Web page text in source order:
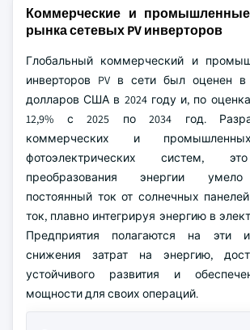
Коммерческие и
рынка сетевых PV инверторов
Глобальный коммерческий и
инверторов PV в сети был оценен
долларов США в 2024 году и, по
12,9% с 2025 по 2034 год.
коммерческих и
фотоэлектрических систем,
преобразования энергии умело
постоянный ток от солнечных
ток, плавно интегрируя энергию в
Предприятия полагаются на эти
снижения затрат на энергию,
устойчивого развития и
мощности для своих операций.